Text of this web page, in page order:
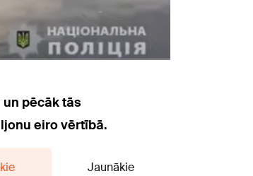
pēcāk tās
eiro vērtībā.
Jaunākie